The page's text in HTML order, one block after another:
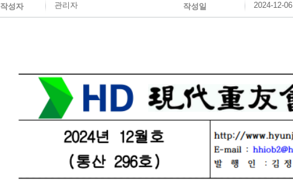
작성자 관리자 작성일 2024-12-06